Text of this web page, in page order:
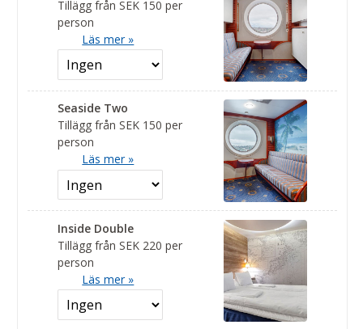
Tillägg från SEK 150 per
person
Läs mer »
Seaside Two
Tillägg från SEK 150 per
person
Läs mer »
Inside Double
Tillägg från SEK 220 per
person
Läs mer »